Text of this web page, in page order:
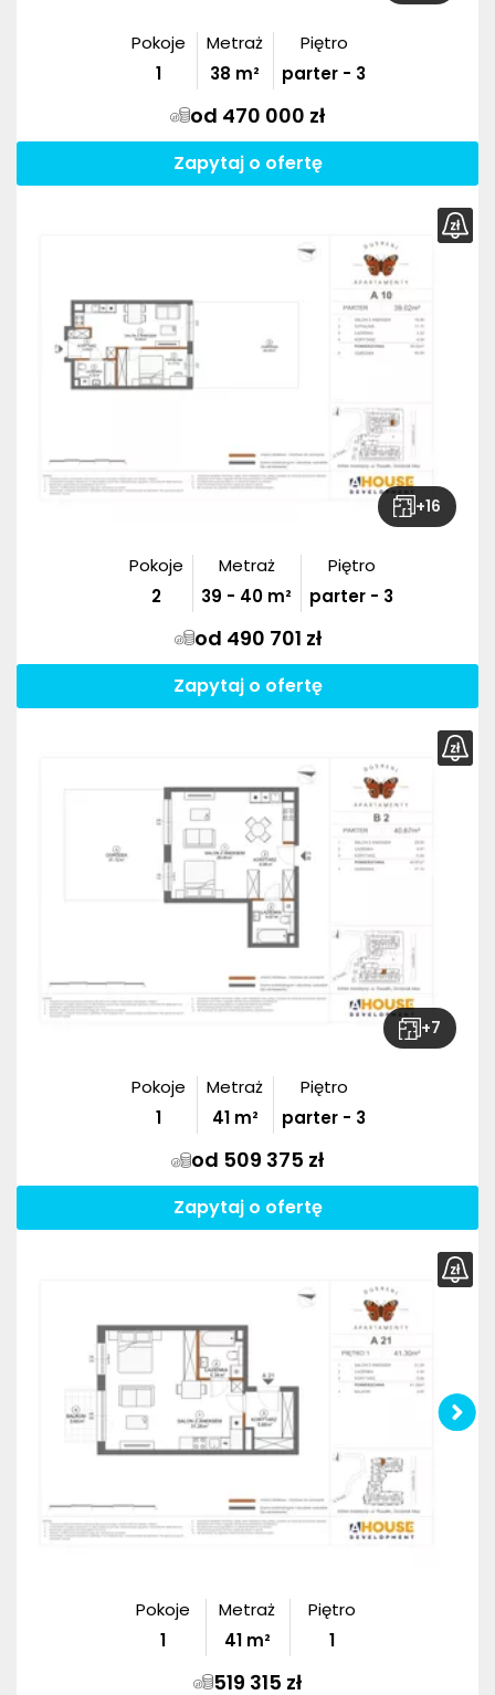
Pokoje
1
Metraż
38 m²
Piętro
parter - 3
od 470 000 zł
Zapytaj o ofertę
+16
Pokoje
2
Metraż
39 - 40 m²
Piętro
parter - 3
od 490 701 zł
Zapytaj o ofertę
+7
Pokoje
1
Metraż
41m²
Piętro
parter - 3
od 509 375 zł
Zapytaj o ofertę
Pokoje
1
Metraż
41m²
Piętro
1
519 315 zł